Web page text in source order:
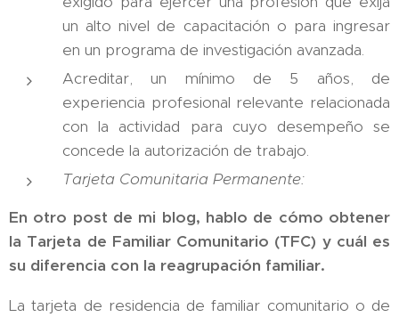
un alto nivel de capacitación o para ingresar
en un programa de investigación avanzada.
Acreditar, un mínimo de 5 años, de
experiencia profesional relevante relacionada
con la actividad para cuyo desempeño se
concede la autorización de trabajo.
Tarjeta Comunitaria Permanente:
En otro post de mi blog, hablo de cómo obtener
la Tarjeta de Familiar Comunitario (TFC) y cuál es
su diferencia con la reagrupación familiar.
La tarjeta de residencia de familiar comunitario o de